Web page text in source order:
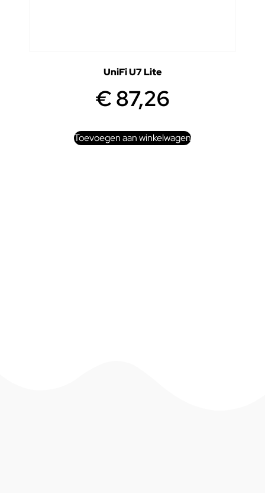
UniFi U7 Lite
€87,26
Toevoegen aan winkelwagen